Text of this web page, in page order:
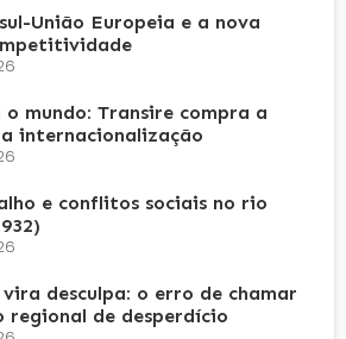
União Europeia e a nova
o mundo: Transire compra a
internacionalização
e conflitos sociais no rio
desculpa: o erro de chamar
regional de desperdício